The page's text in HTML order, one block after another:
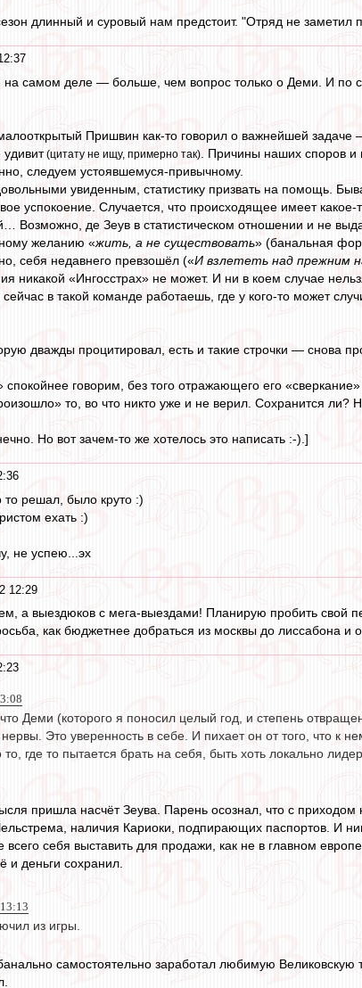
длинный и суровый нам предстоит. "Отряд не заметил
самом деле — больше, чем вопрос только о Деми. И по
Пришвин как-то говорил о важнейшей задаче
удивит(цитату не ищу, примерно так) . Причины наших споров
следуем устоявшемуся-привычному.
увиденным, статистику призвать на помощь.
успокоение. Случается, что происходящее имеет
Возможно, де Зеув в статистическом отношении и не
желанию «жить, а не существовать» (банальная
себя недавнего превзошёл («И взлететь над прежним
никакой «Ингосстрах» не может. И ни в коем случае
в такой команде работаешь, где у кого-то может
дважды процитировал, есть и такие строчки — снова
говорим, без того отражающего его
то, во что никто уже и не верил. Сохранится ли?
Но вот зачем-то же хотелось это написать :-).]
то решал, было круто :)
ехать :)
не успею...эх
12:29
а выездюков с мега-выездами! Планирую пробить свой
как бюджетнее добраться из москвы до лиссабона и
Деми (которого я поносил целый год, и степень
Это уверенность в себе. И пихает он от того, что
то, где то пытается брать на себя, быть хоть локально
пришла насчёт Зеува. Парень осознал, что с
наличия Кариоки, подпирающих паспортов. И
всего себя выставить для продажи, как не в главном
и деньги сохранил.
из игры.
самостоятельно заработал любимую